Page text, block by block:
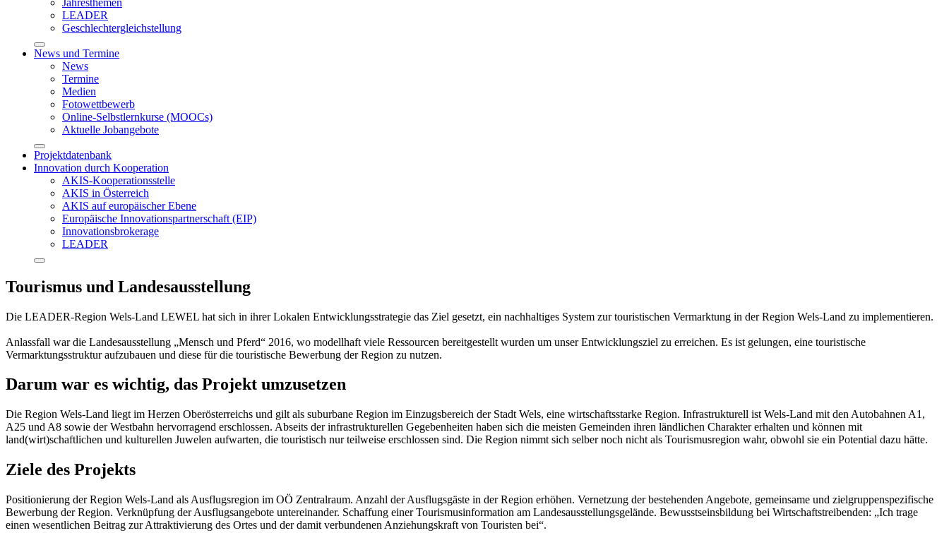
LEADER
Geschlechtergleichstellung
News und Termine
News
Termine
Medien
Fotowettbewerb
Online-Selbstlernkurse (MOOCs)
Aktuelle Jobangebote
Projektdatenbank
Innovation durch Kooperation
AKIS-Kooperationsstelle
AKIS in Österreich
AKIS auf europäischer Ebene
Europäische Innovationspartnerschaft (EIP)
Innovationsbrokerage
LEADER
Tourismus und Landesausstellung
Die LEADER-Region Wels-Land LEWEL hat sich in ihrer Lokalen Entwicklungsstrategie das Ziel gesetzt, ein nachhaltiges System zur touristischen Vermarktung in der Region Wels-Land zu implementieren.
Anlassfall war die Landesausstellung „Mensch und Pferd“ 2016, wo modellhaft viele Ressourcen bereitgestellt wurden um unser Entwicklungsziel zu erreichen. Es ist gelungen, eine touristische
Vermarktungsstruktur aufzubauen und diese für die touristische Bewerbung der Region zu nutzen.
Darum war es wichtig, das Projekt umzusetzen
Die Region Wels-Land liegt im Herzen Oberösterreichs und gilt als suburbane Region im Einzugsbereich der Stadt Wels, eine wirtschaftsstarke Region. Infrastrukturell ist Wels-Land mit den Autobahnen A1,
A25 und A8 sowie der Westbahn hervorragend erschlossen. Abseits der infrastrukturellen Gegebenheiten haben sich die meisten Gemeinden ihren ländlichen Charakter erhalten und können mit
land(wirt)schaftlichen und kulturellen Juwelen aufwarten, die touristisch nur teilweise erschlossen sind. Die Region nimmt sich selber noch nicht als Tourismusregion wahr, obwohl sie ein Potential dazu hätte.
Ziele des Projekts
Positionierung der Region Wels-Land als Ausflugsregion im OÖ Zentralraum. Anzahl der Ausflugsgäste in der Region erhöhen. Vernetzung der bestehenden Angebote, gemeinsame und zielgruppenspezifische
Bewerbung der Region. Verknüpfung der Ausflugsangebote untereinander. Schaffung einer Tourismusinformation am Landesausstellungsgelände. Bewusstseinsbildung bei Wirtschaftstreibenden: „Ich trage
einen wesentlichen Beitrag zur Attraktivierung des Ortes und der damit verbundenen Anziehungskraft von Touristen bei“.